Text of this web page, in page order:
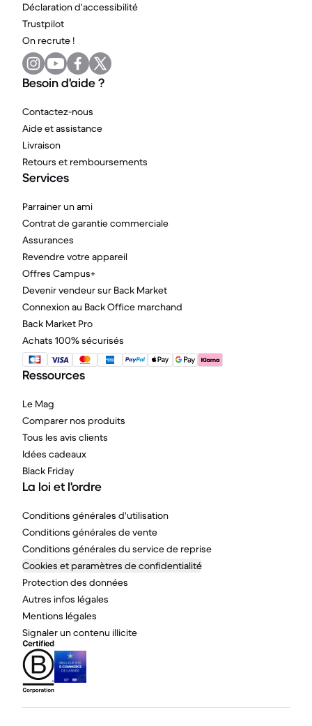
Déclaration d'accessibilité
Trustpilot
On recrute !
Besoin d'aide ?
Contactez-nous
Aide et assistance
Livraison
Retours et remboursements
Services
Parrainer un ami
Contrat de garantie commerciale
Assurances
Revendre votre appareil
Offres Campus+
Devenir vendeur sur Back Market
Connexion au Back Office marchand
Back Market Pro
Achats 100% sécurisés
Ressources
Le Mag
Comparer nos produits
Tous les avis clients
Idées cadeaux
Black Friday
La loi et l'ordre
Conditions générales d'utilisation
Conditions générales de vente
Conditions générales du service de reprise
Cookies et paramètres de confidentialité
Protection des données
Autres infos légales
Mentions légales
Signaler un contenu illicite